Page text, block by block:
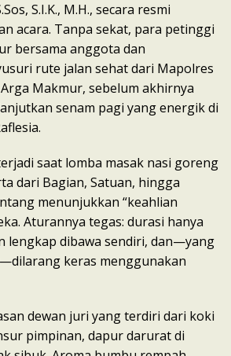
S.I.K., M.H., secara resmi
acara. Tanpa sekat, para petinggi
bersama anggota dan
rute jalan sehat dari Mapolres
Makmur, sebelum akhirnya
senam pagi yang energik di
saat lomba masak nasi goreng
dari Bagian, Satuan, hingga
menunjukkan “keahlian
Aturannya tegas: durasi hanya
lengkap dibawa sendiri, dan—yang
keras menggunakan
dewan juri yang terdiri dari koki
pimpinan, dapur darurat di